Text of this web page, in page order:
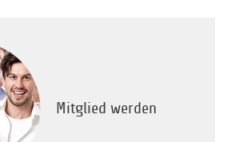
Mitglied werden